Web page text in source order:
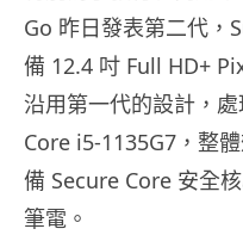
Go 昨日發表第二代，
備 12.4 吋 Full HD+
沿用第一代的設計，
Core i5-1135G7，整
備 Secure Core 安全
筆電。